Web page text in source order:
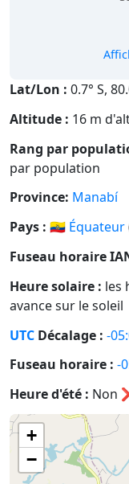
Lat/Lon : 0.7° S,
Altitude : 16 m
Rang par
par population
Province: Manabí
Pays : 🇪🇨 Équateur
Fuseau horaire
Heure solaire : les
avance sur le soleil
UTC Décalage : -
Fuseau horaire : -
Heure d'été : Non
+
−